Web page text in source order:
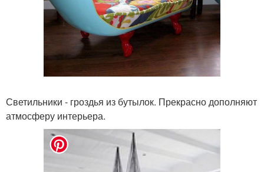
Светильники - гроздья из бутылок. Прекрасно дополняют
атмосферу интерьера.